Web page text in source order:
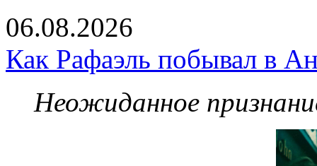
06.08.2026
Как Рафаэль побывал в
Неожиданное